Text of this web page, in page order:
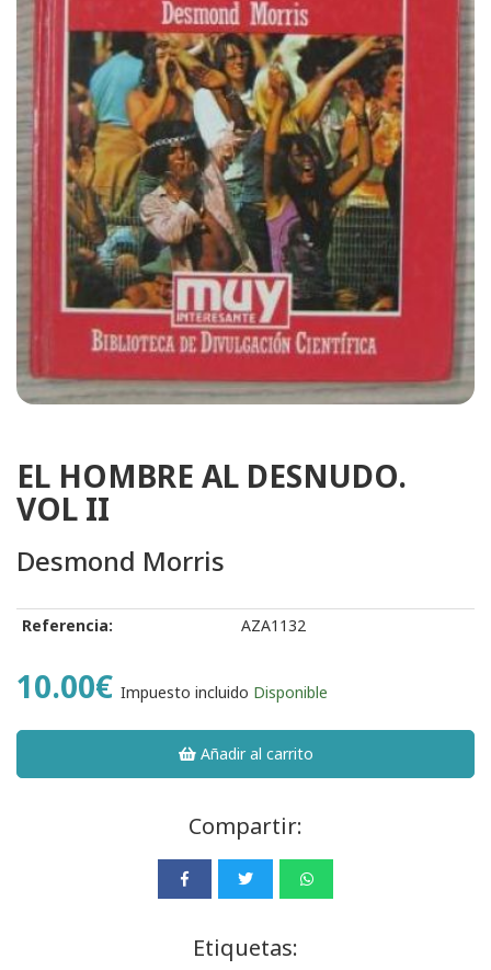
EL HOMBRE AL DESNUDO.
VOL II
Desmond Morris
Referencia: AZA1132
10.00€ Impuesto incluido Disponible
Añadir al carrito
Compartir:
Etiquetas: